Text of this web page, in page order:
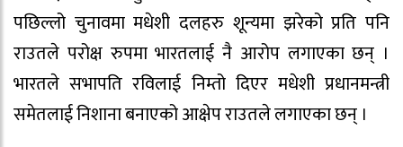
पछिल्लो चुनावमा मधेशी दलहरु शून्यमा झरेको प्रति पनि
राउतले परोक्ष रुपमा भारतलाई नै आरोप लगाएका छन् ।
भारतले सभापति रविलाई निम्तो दिएर मधेशी प्रधानमन्त्री
समेतलाई निशाना बनाएको आक्षेप राउतले लगाएका छन् ।